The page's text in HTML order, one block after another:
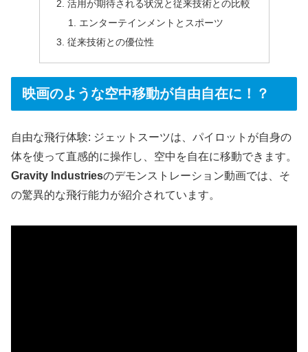
活用が期待される状況と従来技術との比較
エンターテインメントとスポーツ
従来技術との優位性
映画のような空中移動が自由自在に！？
自由な飛行体験: ジェットスーツは、パイロットが自身の
体を使って直感的に操作し、空中を自在に移動できます。
Gravity Industriesのデモンストレーション動画では、そ
の驚異的な飛行能力が紹介されています。​